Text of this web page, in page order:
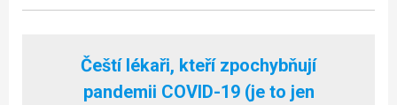
Čeští lékaři, kteří zpochybňují
pandemii COVID-19 (je to jen